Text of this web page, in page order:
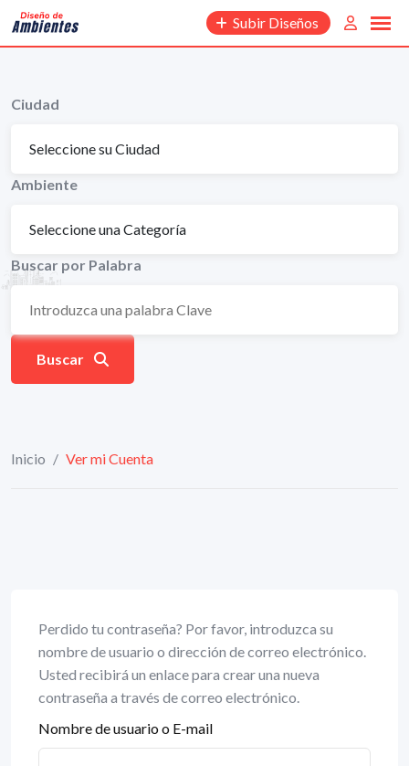
Saltar
contenido
Subir Diseños
Ciudad
Ambiente
Buscar por Palabra
Buscar
Inicio / Ver mi Cuenta
Perdido tu contraseña? Por favor, introduzca su
nombre de usuario o dirección de correo electrónico.
Usted recibirá un enlace para crear una nueva
contraseña a través de correo electrónico.
Nombre de usuario o E-mail